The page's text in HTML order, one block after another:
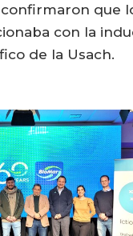
confirmaron que
con la
de la Usach.